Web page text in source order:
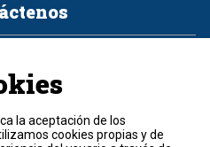
de cookies
condiciones
la aceptación de los
cookies propias y de